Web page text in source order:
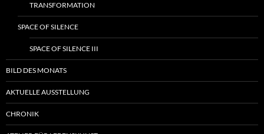
TRANSFORMATION
SPACE OF SILENCE
SPACE OF SILENCE III
BILD DES MONATS
AKTUELLE AUSSTELLUNG
CHRONIK